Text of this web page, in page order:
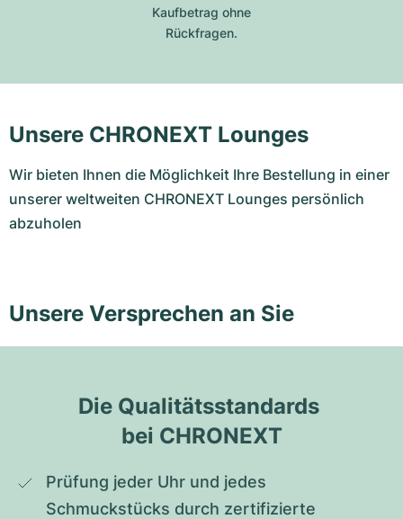
Kaufbetrag ohne
Rückfragen.
Unsere CHRONEXT Lounges
Wir bieten Ihnen die Möglichkeit Ihre Bestellung in einer
unserer weltweiten CHRONEXT Lounges persönlich
abzuholen
Unsere Versprechen an Sie
Die Qualitätsstandards
bei CHRONEXT
Prüfung jeder Uhr und jedes
Schmuckstücks durch zertifizierte